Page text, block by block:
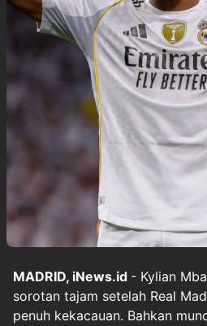
MADRID, iNews.id - Kylian
sorotan tajam setelah Real
penuh kekacauan. Bahkan